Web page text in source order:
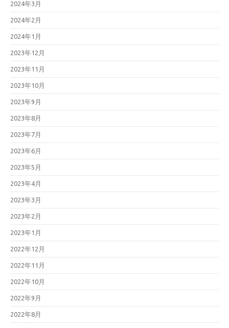
2024年3月
2024年2月
2024年1月
2023年12月
2023年11月
2023年10月
2023年9月
2023年8月
2023年7月
2023年6月
2023年5月
2023年4月
2023年3月
2023年2月
2023年1月
2022年12月
2022年11月
2022年10月
2022年9月
2022年8月